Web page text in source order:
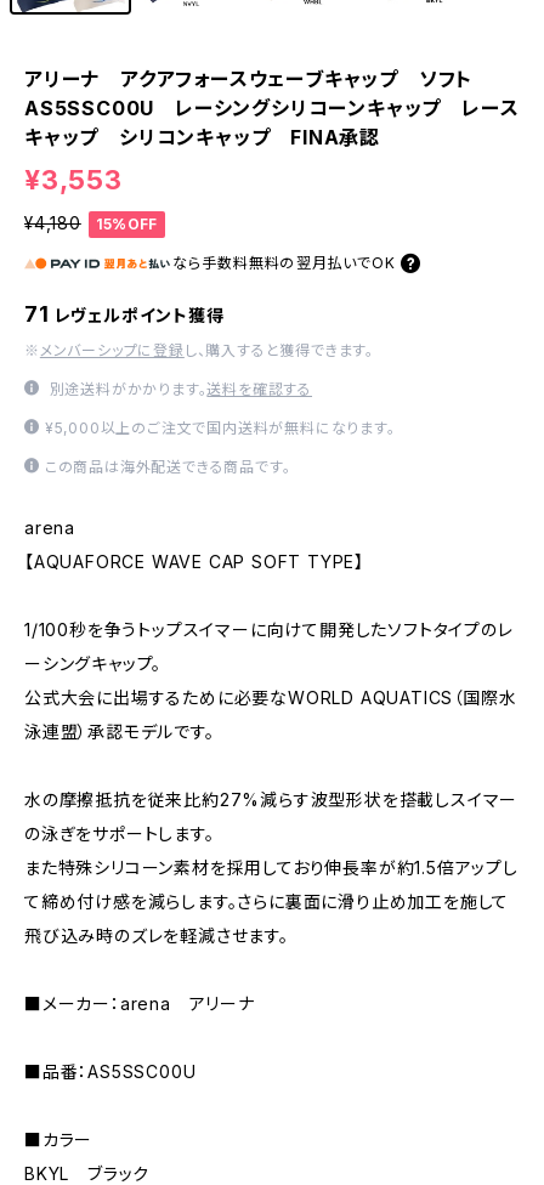
アリーナ アクアフォースウェーブキャップ ソフト
AS5SSC00U レーシングシリコーンキャップ レース
キャップ シリコンキャップ FINA承認
¥3,553
¥4,180 15%OFF
なら 手数料無料の 翌月払いでOK
71 レヴェルポイント獲得
※ メンバーシップに登録 し、購入すると獲得できます。
別途送料がかかります。送料を確認する
¥5,000以上のご注文で国内送料が無料になります。
この商品は海外配送できる商品です。
arena
【AQUAFORCE WAVE CAP SOFT TYPE】
1/100秒を争うトップスイマーに向けて開発したソフトタイプのレ
ーシングキャップ。
公式大会に出場するために必要なWORLD AQUATICS（国際水
泳連盟）承認モデルです。
水の摩擦抵抗を従来比約27%減らす波型形状を搭載しスイマー
の泳ぎをサポートします。
また特殊シリコーン素材を採用しており伸長率が約1.5倍アップし
て締め付け感を減らします。さらに裏面に滑り止め加工を施して
飛び込み時のズレを軽減させます。
■メーカー：arena アリーナ
■品番：AS5SSC00U
■カラー
BKYL ブラック